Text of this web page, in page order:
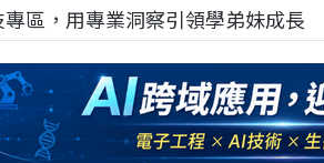
專區，與學弟妹交流最硬核的技術